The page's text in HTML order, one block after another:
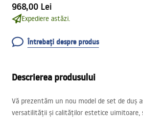
968,00 Lei
Expediere astăzi.
Întrebați despre produs
Descrierea produsului
Vă prezentăm un nou model de set de duș
versatilității și calităților estetice uimitoare,